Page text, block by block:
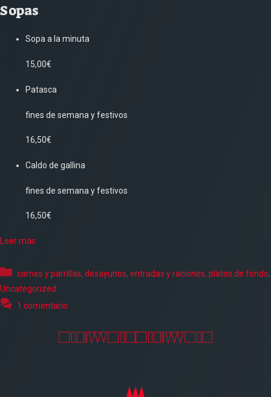
Sopas
Sopa a la minuta
15,00€
Patasca
fines de semana y festivos
16,50€
Caldo de gallina
fines de semana y festivos
16,50€
Leer más
Categorías
carnes y parrillas,desayunos,entradas y raciones,platos de fondo,
Uncategorized
1 comentario